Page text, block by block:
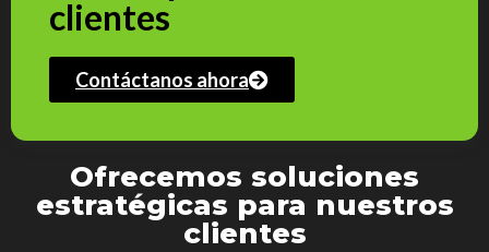
clientes
Contáctanos ahora
Ofrecemos soluciones
estratégicas para nuestros
clientes